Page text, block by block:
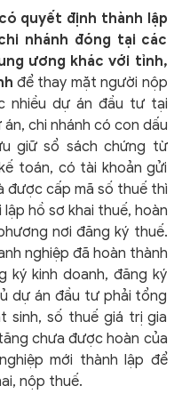
quyết định thành lập
nhánh đóng tại các
ương khác với tỉnh,
để thay mặt người nộp
nhiều dự án đầu tư tại
chi nhánh có con dấu
giữ sổ sách chứng từ
toán, có tài khoản gửi
được cấp mã số thuế thì
lập hồ sơ khai thuế, hoàn
nơi đăng ký thuế.
nghiệp đã hoàn thành
kinh doanh, đăng ký
dự án đầu tư phải tổng
sinh, số thuế giá trị gia
chưa được hoàn của
mới thành lập để
nộp thuế.